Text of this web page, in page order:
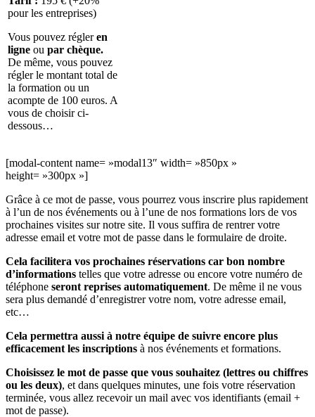
pour les entreprises)
Vous pouvez régleren
ligne ou par chèque.
De même, vous pouvez
régler le montant total de
la formation ou un
acompte de 100 euros. A
vous de choisir ci-
dessous…
[modal-content name= »modal13″ width= »850px »
height= »300px »]
Grâce à ce mot de passe, vous pourrez vous inscrire plus rapidement
à l’un de nos événements ou à l’une de nos formations lors de vos
prochaines visites sur notre site. Il vous suffira de rentrer votre
adresse email et votre mot de passe dans le formulaire de droite.
Cela facilitera vos prochaines réservations car bon nombre
d’informations telles que votre adresse ou encore votre numéro de
téléphone seront reprises automatiquement. De même il ne vous
sera plus demandé d’enregistrer votre nom, votre adresse email,
etc…
Cela permettra aussi à notre équipe de suivre encore plus
efficacement les inscriptions à nos événements et formations.
Choisissez le mot de passe que vous souhaitez (lettres ou chiffres
ou les deux), et dans quelques minutes, une fois votre réservation
terminée, vous allez recevoir un mail avec vos identifiants (email +
mot de passe).